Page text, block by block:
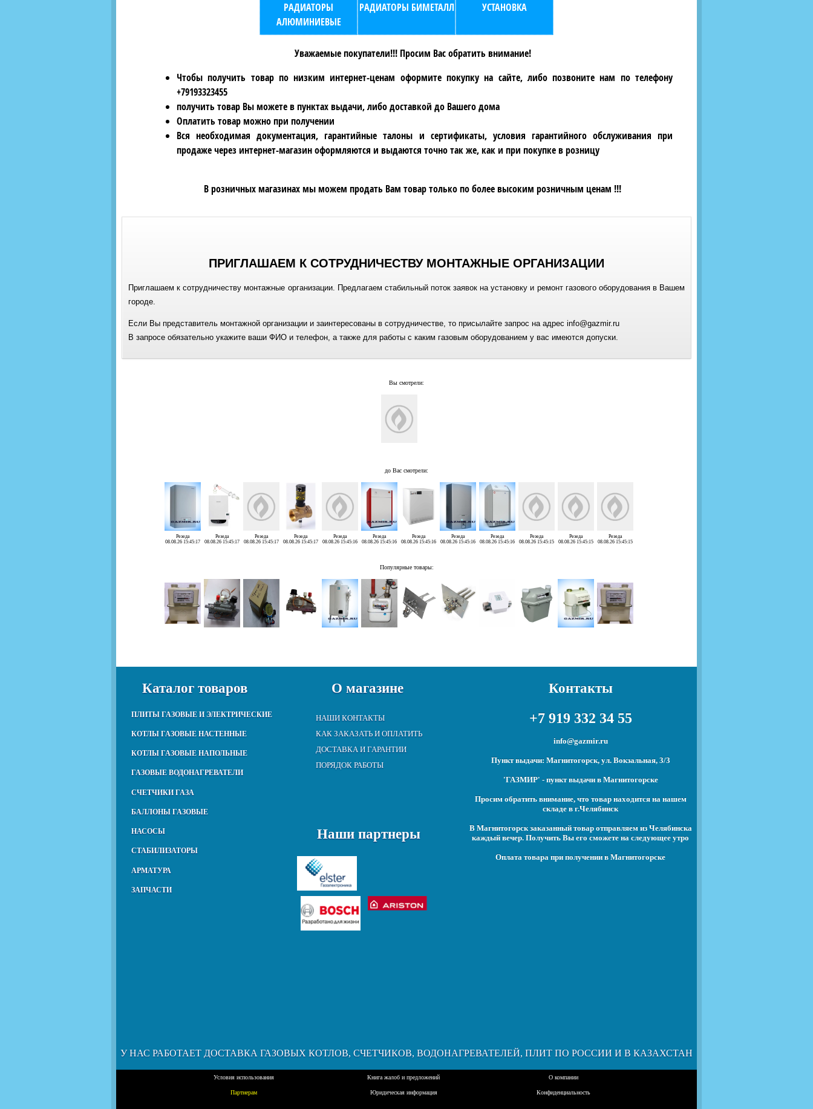
РАДИАТОРЫ
АЛЮМИНИЕВЫЕ
РАДИАТОРЫ БИМЕТАЛЛ УСТАНОВКА
Уважаемые покупатели!!! Просим Вас обратить внимание!
Чтобы получить товар по низким интернет-ценам оформите покупку на сайте, либо позвоните нам по телефону
+79193323455
получить товар Вы можете в пунктах выдачи, либо доставкой до Вашего дома
Оплатить товар можно при получении
Вся необходимая документация, гарантийные талоны и сертификаты, условия гарантийного обслуживания при
продаже через интернет-магазин оформляются и выдаются точно так же, как и при покупке в розницу
В розничных магазинах мы можем продать Вам товар только по более высоким розничным ценам !!!
ПРИГЛАШАЕМ К СОТРУДНИЧЕСТВУ МОНТАЖНЫЕ ОРГАНИЗАЦИИ
Приглашаем к сотрудничеству монтажные организации. Предлагаем стабильный поток заявок на установку и ремонт газового оборудования в Вашем
городе.
Если Вы представитель монтажной организации и заинтересованы в сотрудничестве, то присылайте запрос на адрес info@gazmir.ru
В запросе обязательно укажите ваши ФИО и телефон, а также для работы с каким газовым оборудованием у вас имеются допуски.
Вы смотрели:
до Вас смотрели:
Резеда
08.08.26 15:45:17
Резеда
08.08.26 15:45:17
Резеда
08.08.26 15:45:17
Резеда
08.08.26 15:45:17
Резеда
08.08.26 15:45:16
Резеда
08.08.26 15:45:16
Резеда
08.08.26 15:45:16
Резеда
08.08.26 15:45:16
Резеда
08.08.26 15:45:16
Резеда
08.08.26 15:45:15
Резеда
08.08.26 15:45:15
Резеда
08.08.26 15:45:15
Популярные товары:
Каталог товаров
ПЛИТЫ ГАЗОВЫЕ И ЭЛЕКТРИЧЕСКИЕ
КОТЛЫ ГАЗОВЫЕ НАСТЕННЫЕ
КОТЛЫ ГАЗОВЫЕ НАПОЛЬНЫЕ
ГАЗОВЫЕ ВОДОНАГРЕВАТЕЛИ
СЧЕТЧИКИ ГАЗА
БАЛЛОНЫ ГАЗОВЫЕ
НАСОСЫ
СТАБИЛИЗАТОРЫ
АРМАТУРА
ЗАПЧАСТИ
О магазине
НАШИ КОНТАКТЫ
КАК ЗАКАЗАТЬ И ОПЛАТИТЬ
ДОСТАВКА И ГАРАНТИИ
ПОРЯДОК РАБОТЫ
Наши партнеры
Контакты
+7 919 332 34 55
info@gazmir.ru
Пункт выдачи: Магнитогорск, ул. Вокзальная, 3/3
'ГАЗМИР' - пункт выдачи в Магнитогорске
Просим обратить внимание, что товар находится на нашем
складе в г.Челябинск
В Магнитогорск заказанный товар отправляем из Челябинска
каждый вечер. Получить Вы его сможете на следующее утро
Оплата товара при получении в Магнитогорске
У НАС РАБОТАЕТ ДОСТАВКА ГАЗОВЫХ КОТЛОВ, СЧЕТЧИКОВ, ВОДОНАГРЕВАТЕЛЕЙ, ПЛИТ ПО РОССИИ И В КАЗАХСТАН
Условия использования Книга жалоб и предложений О компании
Партнерам Юридическая информация Конфиденциальность